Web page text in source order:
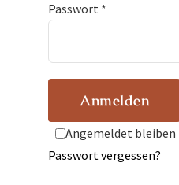
Passwort *
Angemeldet bleiben
Anmelden
Passwort vergessen?